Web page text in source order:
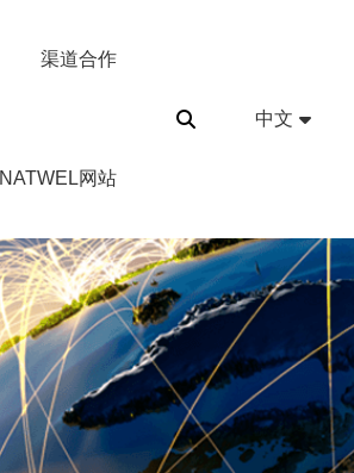
渠道合作
NATWEL网站
中文